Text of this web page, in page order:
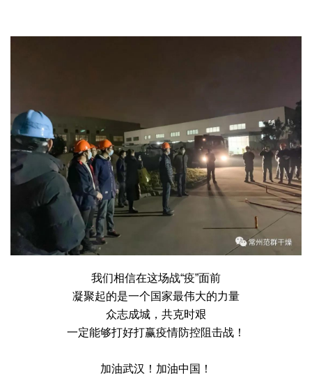
我们相信在这场战“疫”面前
凝聚起的是一个国家最伟大的力量
众志成城，共克时艰
一定能够打好打赢疫情防控阻击战！
加油武汉！加油中国！